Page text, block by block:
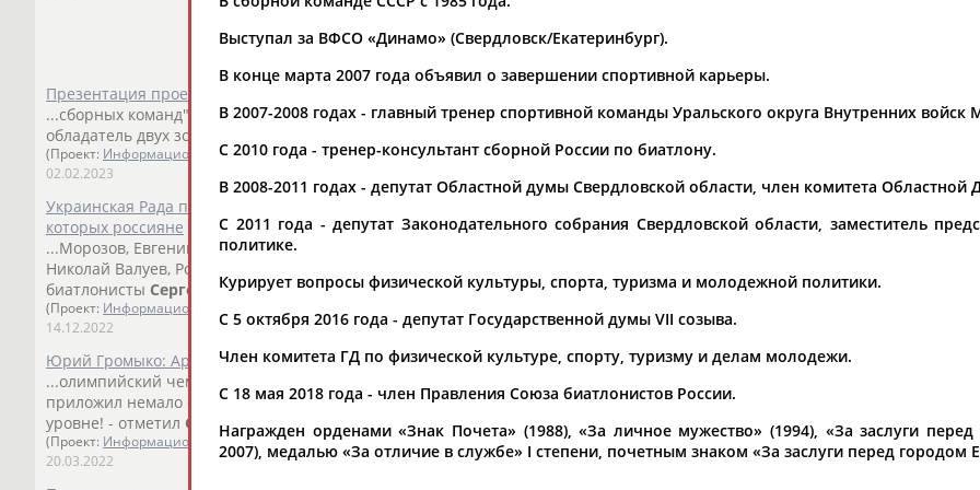
1
Презентация проекта СБР в области импортозамещения лыж и лыжного инвентаря
...сборных команд", - прокомментировал журналистам новинкуСергей Чепиков,
обладатель двух золотых олимпийских медалей. ...
(Проект: Информационное агентство СТАДИОН)
02.02.2023
Украинская Рада призвала ввести санкции против 56 спортсменов, большинство из
которых россияне
...Морозов, Евгений Плющенко, шахматисты Анатолий Карпов,
Николай Валуев, Роман Власов, Муса... ...Александр Поветкин, пловец Евгений Рылов,
биатлонисты Сергей Чепиков, Антон Шипулин. В списке среди россиян оказался и...
(Проект: Информационное агентство СТАДИОН
14.12.2022
Юрий Громыко: Артемовский становится биатлонным центром
...олимпийский чемпион и двукратный чемпион мира по биатлону
приложил немало сил для реконструкции... ...соревнований. Все прошло на высшем
уровне! - отметил Сергей Чепиков . Администрация Артемовского благодарит за...
(Проект: Информационное агентство СТАДИОН )
20.03.2022
...Владислав Третьяк и
Николай Карполь и Сергей
года
стали послами чемпионата
Государственной думы
Промазал – отжался: в
отметил слаженность и
олимпийские чемпионы
все...
Выступал за ВФСО «Динамо» (Свердловск/Екатеринбург).
В конце марта 2007 года объявил о завершении спортивной карьеры.
В 2007-2008 годах - главный тренер спортивной команды Уральского округа Внутренних войск
С 2010 года - тренер-консультант сборной России по биатлону.
В 2008-2011 годах - депутат Областной думы Свердловской области, член комитета
С 2011 года - депутат Законодательного собрания Свердловской области, заместитель
политике.
Курирует вопросы физической культуры, спорта, туризма и молодежной политики.
C 5 октября 2016 года - депутат Государственной думы VII созыва.
Член комитета ГД по физической культуре, спорту, туризму и делам молодежи.
C 18 мая 2018 года - член Правления Союза биатлонистов России.
Награжден орденами «Знак Почета» (1988), «За личное мужество» (1994), «За заслуги
2007), медалью «За отличие в службе» I степени, почетным знаком «За заслуги перед городом